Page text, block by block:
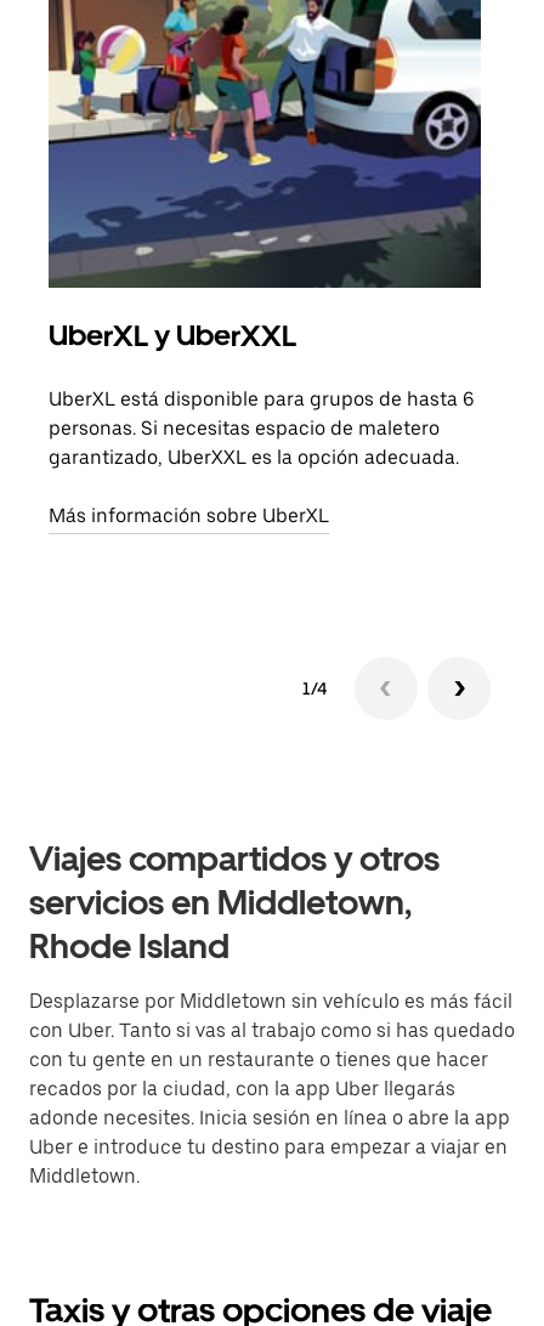
UberXL y UberXXL
UberXL está disponible para grupos de hasta 6
personas. Si necesitas espacio de maletero
garantizado, UberXXL es la opción adecuada.
Más información sobre UberXL
1/4
Viajes compartidos y otros
servicios en Middletown,
Rhode Island
Desplazarse por Middletown sin vehículo es más fácil
con Uber. Tanto si vas al trabajo como si has quedado
con tu gente en un restaurante o tienes que hacer
recados por la ciudad, con la app Uber llegarás
adonde necesites. Inicia sesión en línea o abre la app
Uber e introduce tu destino para empezar a viajar en
Middletown.
Taxis y otras opciones de viaje